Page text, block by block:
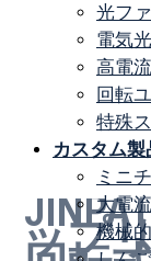
光フ
電気
高電
回転
特殊
カスタム製
ミニ
大電
機械
ップ